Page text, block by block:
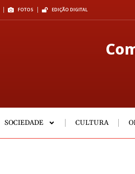
FOTOS EDIÇÃO DIGITAL
SOCIEDADE CULTURA